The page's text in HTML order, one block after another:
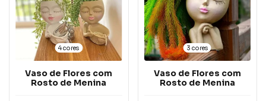
4 cores
Vaso de Flores com
Rosto de Menina
3 cores
Vaso de Flores com
Rosto de Menina